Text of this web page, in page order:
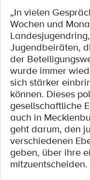
„In vielen
Wochen und
Jugendbeiräten,
der
wurde immer
sich stärker
können. Dieses
gesellschaftliche
auch in
geht darum, den
verschiedenen
geben, über ihre
mitzuentscheiden.